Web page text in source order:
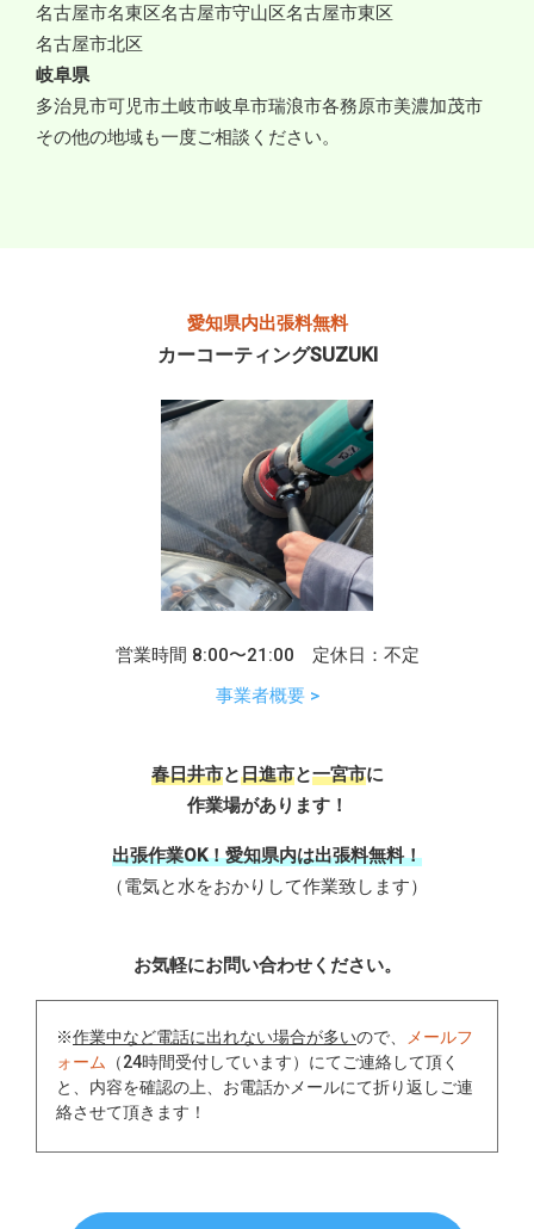
名古屋市名東区名古屋市守山区名古屋市東区
名古屋市北区
岐阜県
多治見市可児市土岐市岐阜市瑞浪市各務原市美濃加茂市
その他の地域も一度ご相談ください。
愛知県内出張料無料
カーコーティングSUZUKI
営業時間 8:00〜21:00 定休日：不定
事業者概要 >
春日井市と日進市と一宮市に
作業場があります！
出張作業OK！愛知県内は出張料無料！
（電気と水をおかりして作業致します）
お気軽にお問い合わせください。
※作業中など電話に出れない場合が多いので、
メールフ
ォーム
（24時間受付しています）にてご連絡して頂く
と、内容を確認の上、お電話かメールにて折り返しご連
絡させて頂きます！